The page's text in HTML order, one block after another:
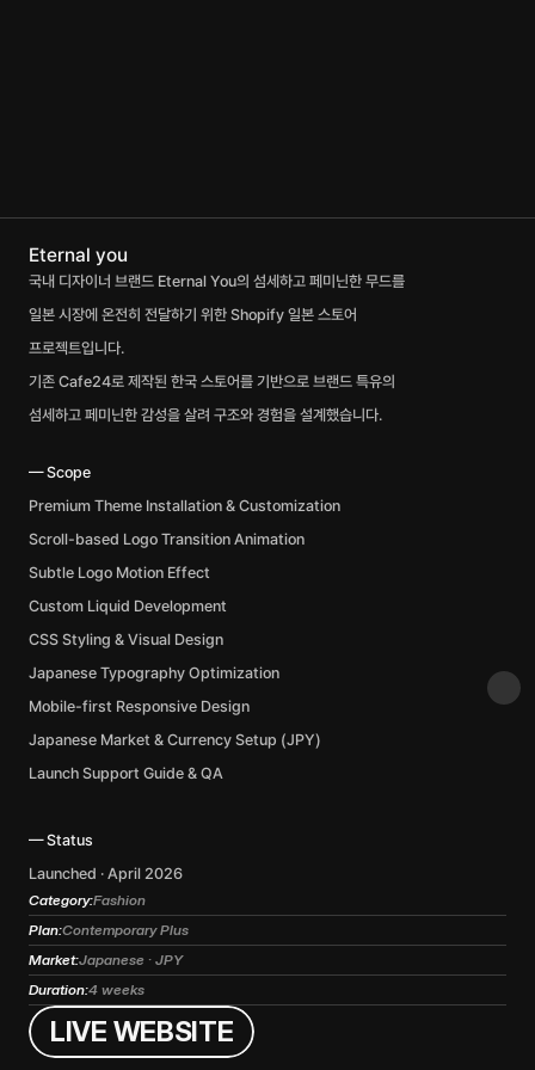
Eternal you
국내 디자이너 브랜드 Eternal You의 섬세하고 페미닌한 무드를
일본 시장에 온전히 전달하기 위한 Shopify 일본 스토어
프로젝트입니다.
기존 Cafe24로 제작된 한국 스토어를 기반으로 브랜드 특유의
섬세하고 페미닌한 감성을 살려 구조와 경험을 설계했습니다.
— Scope
Premium Theme Installation & Customization
Scroll-based Logo Transition Animation
Subtle Logo Motion Effect
Custom Liquid Development
CSS Styling & Visual Design
Japanese Typography Optimization
Mobile-first Responsive Design
Japanese Market & Currency Setup (JPY)
Launch Support Guide & QA
— Status
Launched · April 2026
Category:Fashion
Plan:Contemporary Plus
Market:Japanese · JPY
Duration:4 weeks
LIVE WEBSITE